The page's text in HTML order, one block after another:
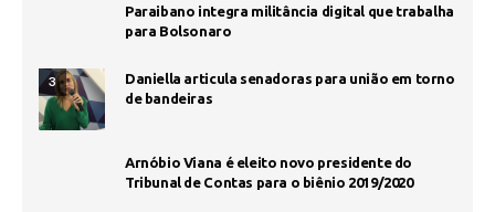
Paraibano integra militância digital que trabalha
para Bolsonaro
3
Daniella articula senadoras para união em torno
de bandeiras
Arnóbio Viana é eleito novo presidente do
Tribunal de Contas para o biênio 2019/2020